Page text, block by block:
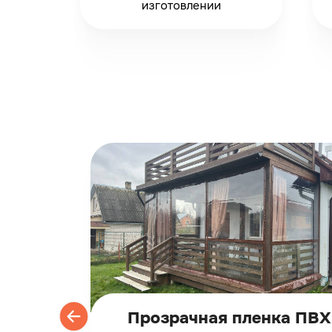
изготовлении
Прозрачная пленка ПВХ